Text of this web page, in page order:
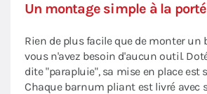
Un montage simple à la
Rien de plus facile que de monter
vous n'avez besoin d'aucun outil.
dite "parapluie", sa mise en place est
Chaque barnum pliant est livré avec